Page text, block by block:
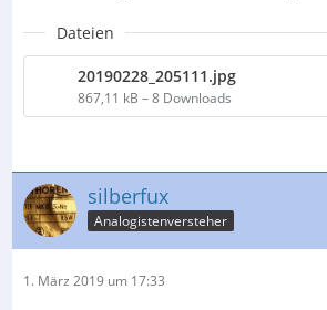
Dateien
20190228_205111.jpg
867,11 kB – 8 Downloads
silberfux
Analogistenversteher
1. März 2019 um 17:33